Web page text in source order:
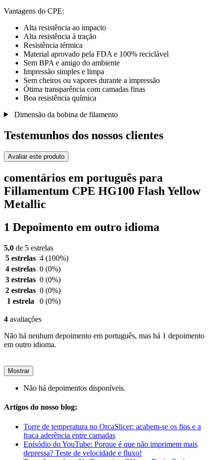
Vantagens do CPE:
Alta resistência ao impacto
Alta resistência à tração
Resistência térmica
Material aprovado pela FDA e 100% reciclável
Sem BPA e amigo do ambiente
Impressão simples e limpa
Sem cheiros ou vapores durante a impressão
Ótima transparência com camadas finas
Boa resistência química
Dimensão da bobina de filamento
Testemunhos dos nossos clientes
Avaliar este produto
comentários em português para
Fillamentum CPE HG100 Flash Yellow
Metallic
1 Depoimento em outro idioma
5,0 de 5 estrelas
5 estrelas 4 (100%)
4 estrelas 0 (0%)
3 estrelas 0 (0%)
2 estrelas 0 (0%)
1 estrela
0 (0%)
4 avaliações
Não há nenhum depoimento em português, mas há 1 depoimento
em outro idioma.
Mostrar
Não há depoimentos disponíveis.
Artigos do nosso blog:
Torre de temperatura no OrcaSlicer: acabem-se os fios e a
fraca aderência entre camadas
Episódio do YouTube: Porque é que não imprimem mais
depressa? Teste de velocidade e fluxo!